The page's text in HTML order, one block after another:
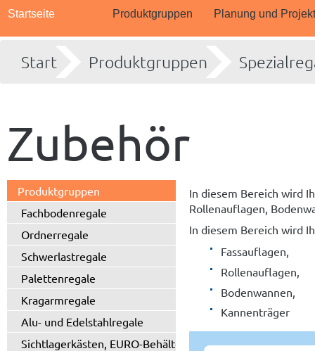
Startseite Produktgruppen Planung und
Start Produktgruppen
Zubehör
Produktgruppen
Fachbodenregale
Ordnerregale
Schwerlastregale
Palettenregale
Kragarmregale
Alu- und Edelstahlregale
Sichtlagerkästen, EURO-Behälter
In diesem Bereich wird
Rollenauflagen,
In diesem Bereich wird
Fassauflagen,
Rollenauflagen,
Bodenwannen,
Kannenträger